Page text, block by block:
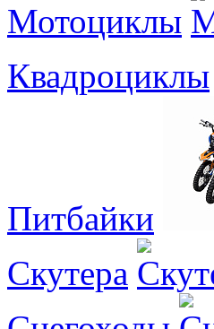
Мотоциклы
Квадроциклы
Питбайки
Скутера